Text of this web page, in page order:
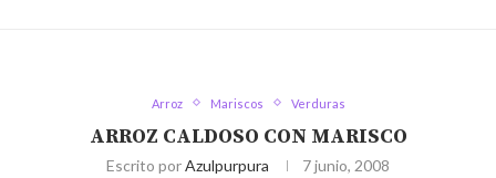
Arroz Mariscos Verduras
ARROZ CALDOSO CON MARISCO
Escrito porAzulpurpura 7 junio, 2008